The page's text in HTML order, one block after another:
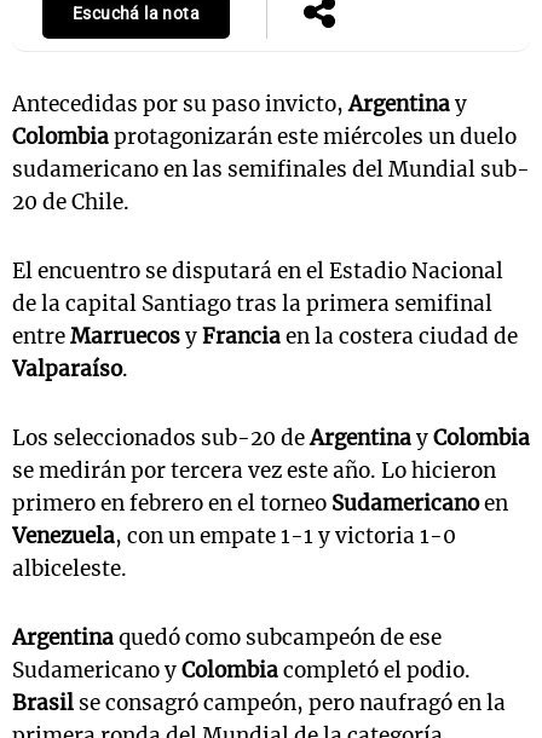
Escuchá la nota
Antecedidas por su paso invicto,Argentinay
Colombiaprotagonizarán este miércoles un duelo
sudamericano en las semifinales del Mundial sub-
20 de Chile.
El encuentro se disputará en el Estadio Nacional
de la capital Santiago tras la primera semifinal
entreMarruecosyFranciaen la costera ciudad de
Valparaíso.
Los seleccionados sub-20 deArgentinayColombia
se medirán por tercera vez este año. Lo hicieron
primero en febrero en el torneo Sudamericanoen
Venezuela, con un empate 1-1 y victoria 1-0
albiceleste.
Argentinaquedó como subcampeón de ese
Sudamericano yColombiacompletó el podio.
Brasil se consagró campeón, pero naufragó en la